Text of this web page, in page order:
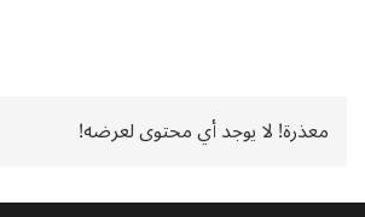
معذرة! لا يوجد أي محتوى لعرضه!